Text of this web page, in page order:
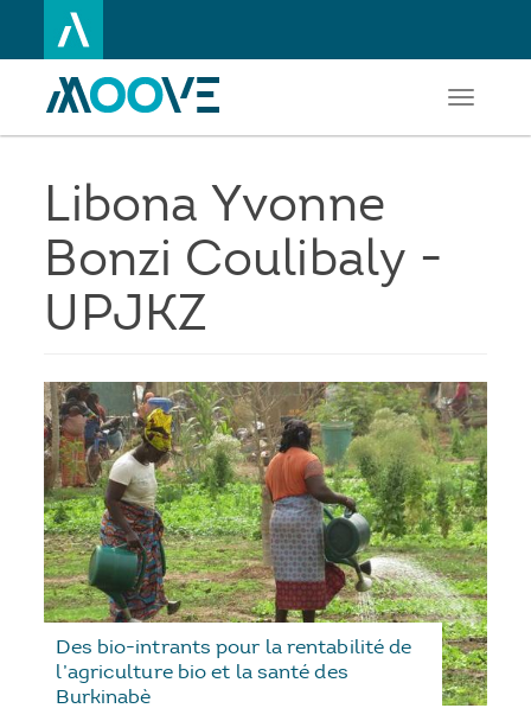
au
principal
Toggle
Libona Yvonne
Bonzi Coulibaly -
UPJKZ
Des bio-intrants pour la rentabilité de
l’agriculture bio et la santé des
Burkinabè